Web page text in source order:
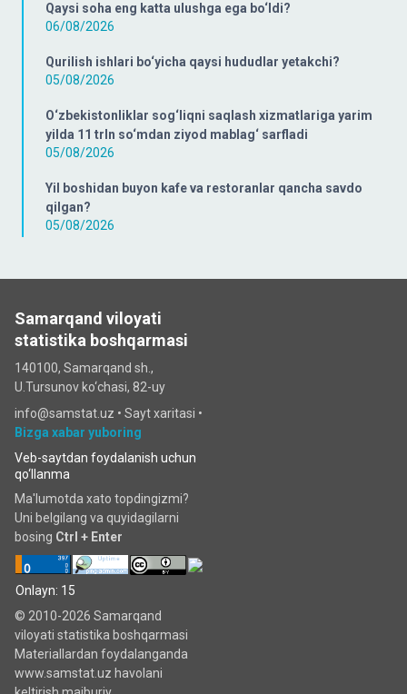
Qaysi soha eng katta ulushga ega bo‘ldi?
06/08/2026
Qurilish ishlari bo‘yicha qaysi hududlar yetakchi?
05/08/2026
O‘zbekistonliklar sog‘liqni saqlash xizmatlariga yarim
yilda 11 trln so‘mdan ziyod mablag‘ sarfladi
05/08/2026
Yil boshidan buyon kafe va restoranlar qancha savdo
qilgan?
05/08/2026
Samarqand viloyati
statistika boshqarmasi
140100, Samarqand sh.,
U.Tursunov ko‘chаsi, 82-uy
info@samstat.uz • Sayt xaritasi •
Bizga xabar yuboring
Veb-saytdan foydalanish uchun
qo‘llanma
Ma'lumotda xato topdingizmi?
Uni belgilang va quyidagilarni
bosing Ctrl + Enter
Onlayn: 15
© 2010-2026 Samarqand
viloyati statistika boshqarmasi
Materiallardan foydalanganda
www.samstat.uz havolani